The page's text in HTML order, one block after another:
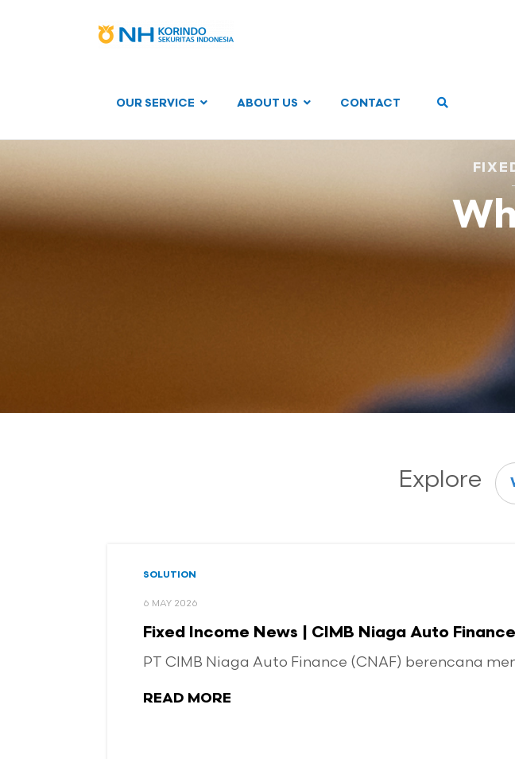
OUR SERVICE ABOUT US CONTACT
Explore
SOLUTION
6 MAY 2026
Fixed Income News | CIMB Niaga Auto
PT CIMB Niaga Auto Finance (CNAF) berencana
READ MORE